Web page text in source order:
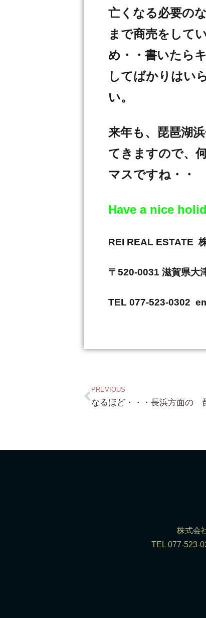
亡くなる必要の
まで商売をして
め・・書いたら
してばかりはい
い。
来年も、琵琶湖
てきますので、
マスですね・・
Have a nice
REI REAL
〒520-0031 滋賀県大
TEL 077-523-0302
PREVIOUS
株式会
TEL 077-